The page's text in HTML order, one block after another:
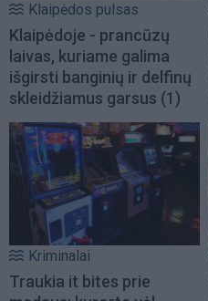
Klaipėdos pulsas
Klaipėdoje - prancūzų
laivas, kuriame galima
išgirsti banginių ir delfinų
skleidžiamus garsus (1)
Kriminalai
Traukia it bites prie